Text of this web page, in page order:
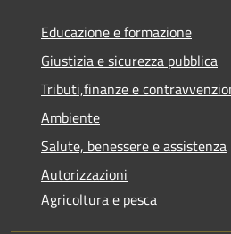
Educazione e formazione
Giustizia e sicurezza pubblica
Tributi,finanze e
Ambiente
Salute, benessere e assistenza
Autorizzazioni
Agricoltura e pesca